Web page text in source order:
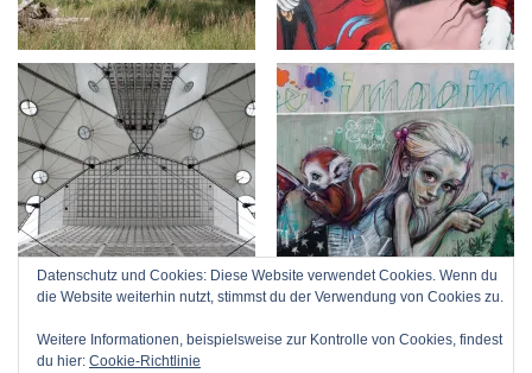
Datenschutz und Cookies: Diese Website verwendet Cookies. Wenn du
die Website weiterhin nutzt, stimmst du der Verwendung von Cookies zu.
Weitere Informationen, beispielsweise zur Kontrolle von Cookies, findest
du hier: Cookie-Richtlinie